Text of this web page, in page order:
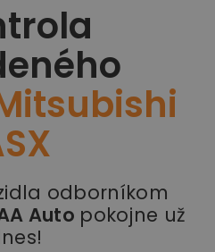
odborníkom
Auto pokojne už